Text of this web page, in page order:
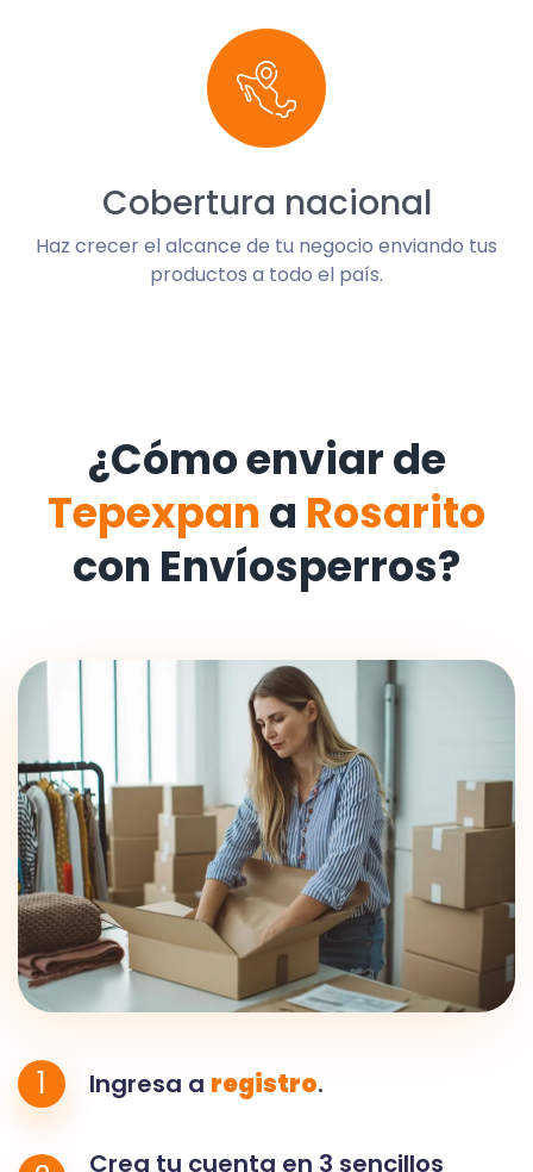
Cobertura nacional
Haz crecer el alcance de tu negocio enviando tus
productos a todo el país.
¿Cómo enviar de
Tepexpan a Rosarito
con Envíosperros?
1 Ingresa a registro.
Crea tu cuenta en 3 sencillos